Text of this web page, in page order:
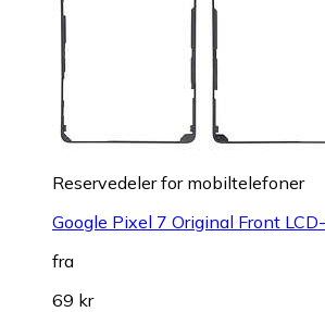
Reservedeler for mobiltelefoner
Google Pixel 7 Original Front
fra
69 kr